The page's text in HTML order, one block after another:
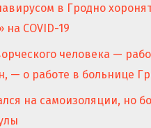
в Гродно
COVID-19
человека —
— о работе в больнице
на самоизоляции, но